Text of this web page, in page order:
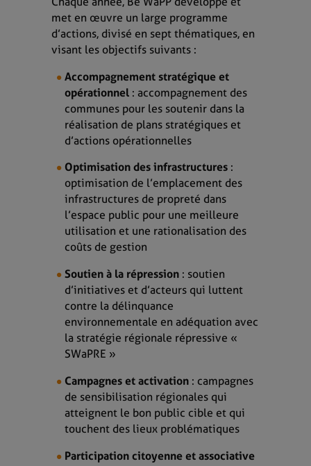
met en œuvre un large programme
d’actions, divisé en sept thématiques, en
visant les objectifs suivants :
Accompagnement stratégique et
opérationnel: accompagnement des
communes pour les soutenir dans la
réalisation de plans stratégiques et
d’actions opérationnelles
Optimisation des infrastructures:
optimisation de l’emplacement des
infrastructures de propreté dans
l’espace public pour une meilleure
utilisation et une rationalisation des
coûts de gestion ​
Soutien à la répression: soutien
d’initiatives et d’acteurs qui luttent
contre la délinquance
environnementale en adéquation avec
la stratégie régionale répressive «
SWaPRE »​
Campagnes et activation: campagnes
de sensibilisation régionales qui
atteignent le bon public cible et qui
touchent des lieux problématiques​
Participation citoyenne et associative